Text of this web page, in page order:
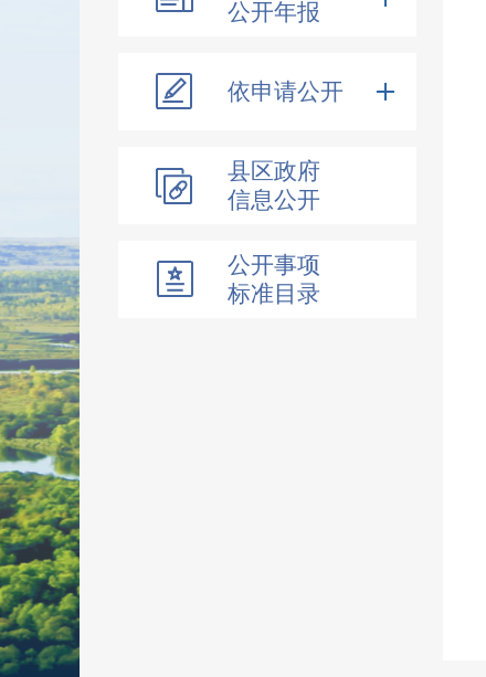
公开年报
依申请公开
县区政府
信息公开
公开事项
标准目录